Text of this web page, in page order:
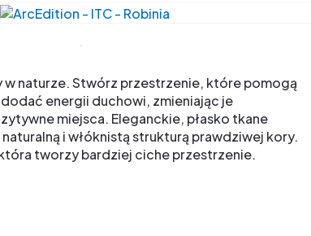
naturze. Stwórz przestrzenie, które pomogą
dodać energii duchowi, zmieniając je
miejsca. Eleganckie, płasko tkane
i włóknistą strukturą prawdziwej kory.
tworzy bardziej ciche przestrzenie.